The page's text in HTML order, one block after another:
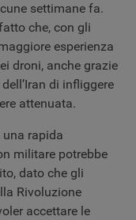
settimane fa.
che, con gli
esperienza
droni, anche grazie
di infliggere
attenuata.
una rapida
militare potrebbe
dato che gli
Rivoluzione
accettare le